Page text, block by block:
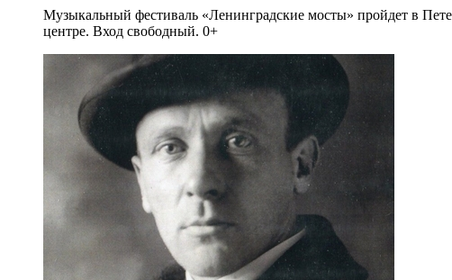
Музыкальный фестиваль «Ленинградские мосты» пройдет в
центре. Вход свободный. 0+